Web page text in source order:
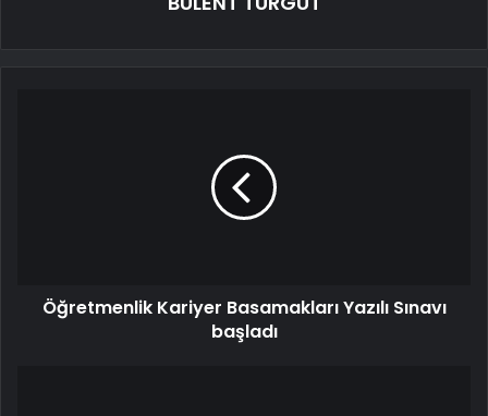
Öğretmenlik Kariyer Basamakları Yazılı Sınavı
başladı